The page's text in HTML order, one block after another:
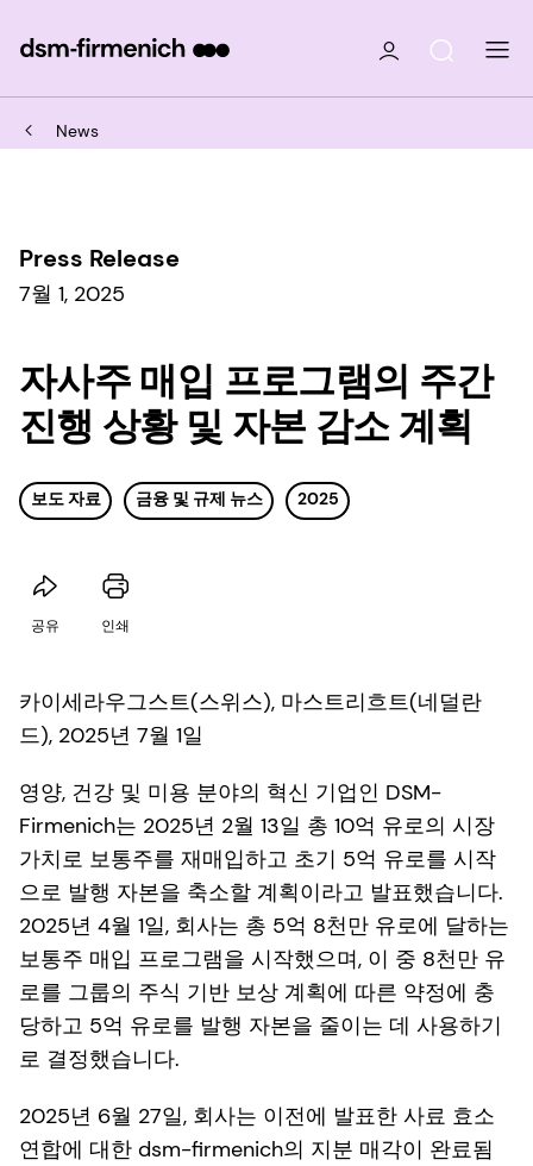
News
Press Release
7월 1, 2025
자사주 매입 프로그램의 주간
진행 상황 및 자본 감소 계획
보도 자료 금융 및 규제 뉴스 2025
공유 인쇄
카이세라우그스트(스위스), 마스트리흐트(네덜란
드), 2025년 7월 1일
영양, 건강 및 미용 분야의 혁신 기업인 DSM-
Firmenich는 2025년 2월 13일 총 10억 유로의 시장
가치로 보통주를 재매입하고 초기 5억 유로를 시작
으로 발행 자본을 축소할 계획이라고 발표했습니다.
2025년 4월 1일, 회사는 총 5억 8천만 유로에 달하는
보통주 매입 프로그램을 시작했으며, 이 중 8천만 유
로를 그룹의 주식 기반 보상 계획에 따른 약정에 충
당하고 5억 유로를 발행 자본을 줄이는 데 사용하기
로 결정했습니다.
2025년 6월 27일, 회사는 이전에 발표한 사료 효소
연합에 대한 dsm-firmenich의 지분 매각이 완료됨